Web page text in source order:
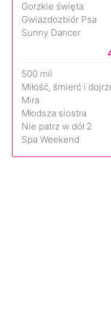
Gorzkie święta
Gwiazdozbiór Psa
Sunny Dancer
500 mil
Miłość, śmierć i
Mira
Młodsza siostra
Nie patrz w dół 2
Spa Weekend